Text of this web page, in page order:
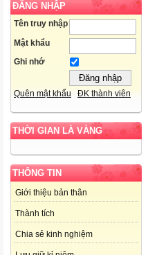
ĐĂNG NHẬP
Tên truy nhập
Mật khẩu
Ghi nhớ
Quên mật khẩu ĐK thành viên
THỜI GIAN LÀ VÀNG
THÔNG TIN
Giới thiệu bản thân
Thành tích
Chia sẻ kinh nghiệm